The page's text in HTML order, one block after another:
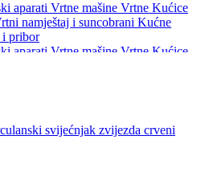
aparati Vrtne mašine Vrtne Kućice
namještaj i suncobrani Kućne
i pribor
aparati Vrtne mašine Vrtne Kućice
i pribor
svijećnjak zvijezda crveni